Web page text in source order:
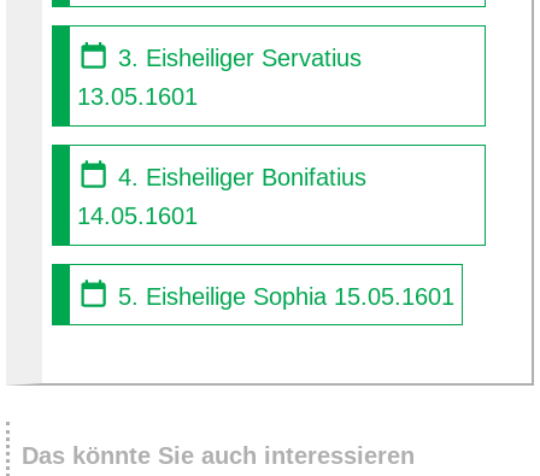
3. Eisheiliger Servatius
13.05.1601
4. Eisheiliger Bonifatius
14.05.1601
5. Eisheilige Sophia 15.05.1601
Das könnte Sie auch interessieren